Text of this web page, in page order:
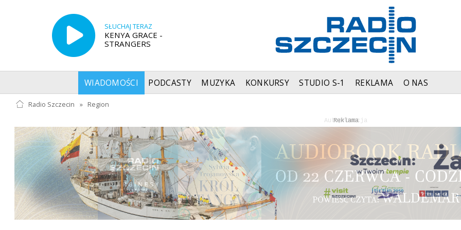
SŁUCHAJ TERAZ
KENYA GRACE -
STRANGERS
WIADOMOŚCI PODCASTY MUZYKA KONKURSY STUDIO S-1 REKLAMA O NAS
Radio Szczecin » Region
Reklama
Autopromocja